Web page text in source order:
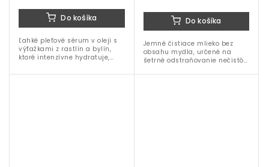
Do košíka
Ľahké pleťové sérum v oleji s
výťažkami z rastlín a bylín,
ktoré intenzívne hydratuje,
unavenú a mdlú pleť. Ideálne
Do košíka
Jemné čistiace mlieko bez
obsahu mydla, určené na
šetrné odstraňovanie nečistôt
levanduľu, santalové drevo a